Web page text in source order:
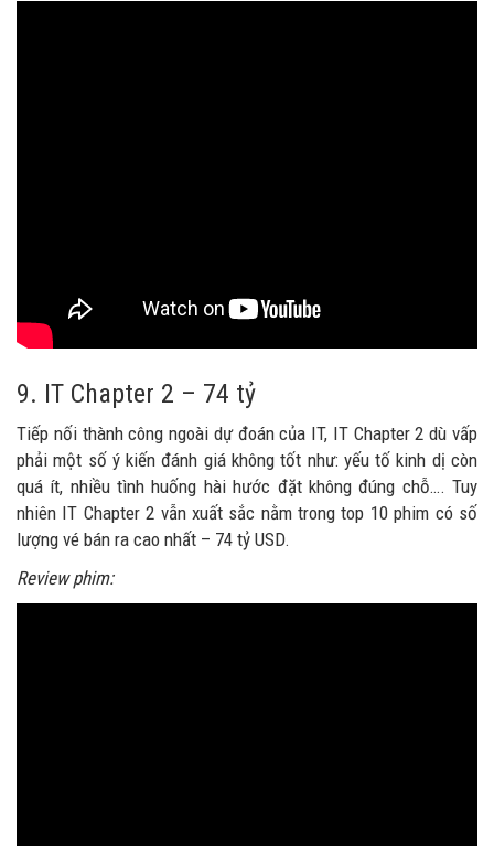
9. IT Chapter 2 – 74 tỷ
Tiếp nối thành công ngoài dự đoán của IT, IT Chapter 2 dù vấp
phải một số ý kiến đánh giá không tốt như: yếu tố kinh dị còn
quá ít, nhiều tình huống hài hước đặt không đúng chỗ…. Tuy
nhiên IT Chapter 2 vẫn xuất sắc nằm trong top 10 phim có số
lượng vé bán ra cao nhất – 74 tỷ USD.
Review phim: